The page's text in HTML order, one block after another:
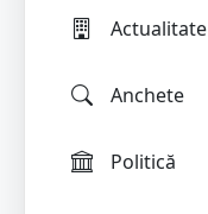
Actualitate
Anchete
Politică